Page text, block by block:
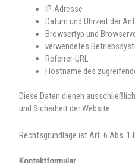
IP-Adresse
Datum und Uhrzeit der
Browsertyp und
verwendetes
Referrer-URL
Hostname des
Diese Daten dienen
und Sicherheit der Website.
Rechtsgrundlage ist Art. 6 Abs. 1